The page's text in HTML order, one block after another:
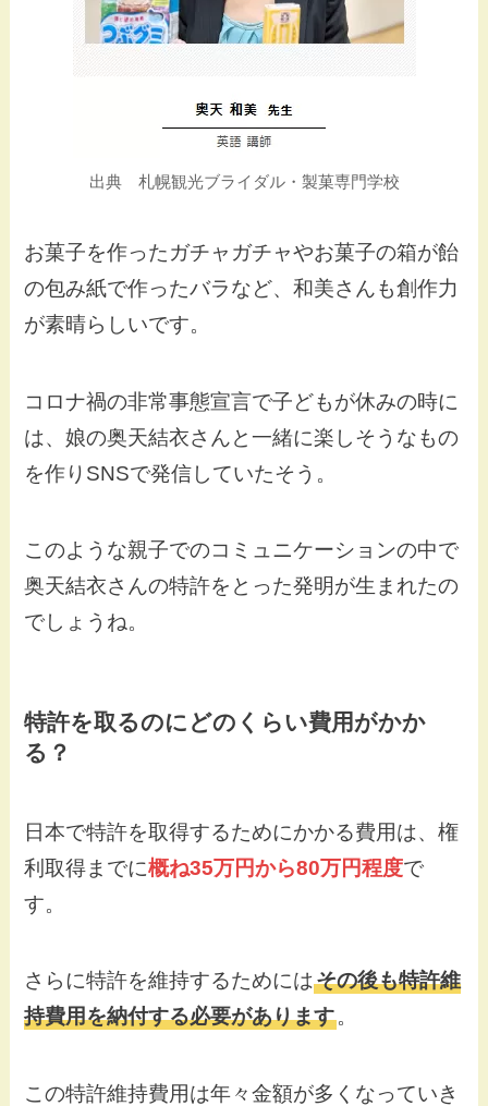
出典 札幌観光ブライダル・製菓専門学校
お菓子を作ったガチャガチャやお菓子の箱が飴
の包み紙で作ったバラなど、和美さんも創作力
が素晴らしいです。
コロナ禍の非常事態宣言で子どもが休みの時に
は、娘の奥天結衣さんと一緒に楽しそうなもの
を作りSNSで発信していたそう。
このような親子でのコミュニケーションの中で
奥天結衣さんの特許をとった発明が生まれたの
でしょうね。
特許を取るのにどのくらい費用がかか
る？
日本で特許を取得するためにかかる費用は、権
利取得までに概ね35万円から80万円程度で
す。
さらに特許を維持するためにはその後も特許維
持費用を納付する必要があります。
この特許維持費用は年々金額が多くなっていき